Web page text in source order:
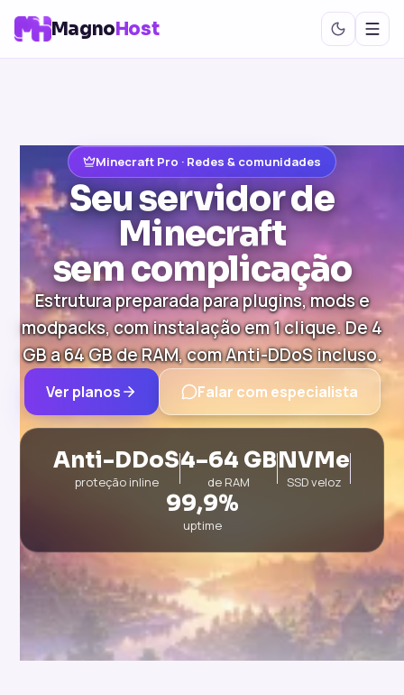
MagnoHost
Minecraft Pro · Redes & comunidades
Seu servidor de
Minecraft
sem complicação
Estrutura preparada para plugins, mods e
modpacks, com instalação em 1 clique. De 4
GB a 64 GB de RAM, com Anti-DDoS incluso.
Ver planos Falar com especialista
Anti-DDoS
proteção inline
4–64 GB
de RAM
NVMe
SSD veloz
99,9%
uptime